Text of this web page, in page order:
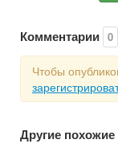
Комментарии 0
Чтобы
Другие